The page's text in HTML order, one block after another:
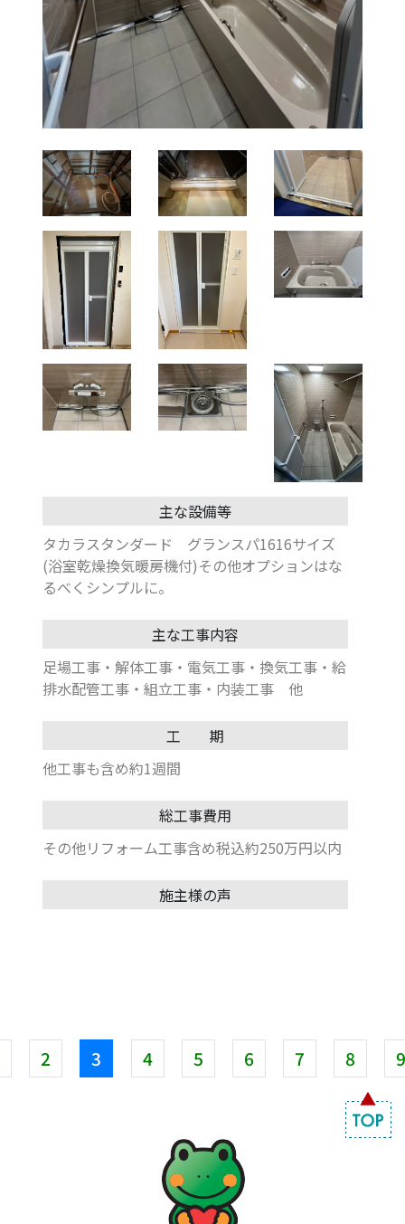
主な設備等
タカラスタンダード グランスパ1616サイズ
(浴室乾燥換気暖房機付)その他オプションはな
るべくシンプルに。
主な工事内容
足場工事・解体工事・電気工事・換気工事・給
排水配管工事・組立工事・内装工事 他
工 期
他工事も含め約1週間
総工事費用
その他リフォーム工事含め税込約250万円以内
施主様の声
2 3 4 5 6 7 8